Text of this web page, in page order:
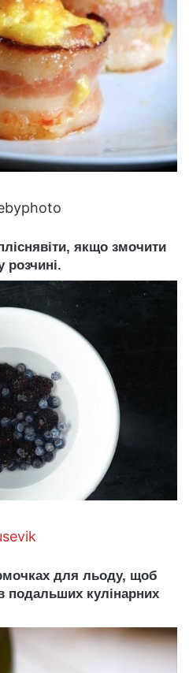
якщо змочити
розчині.
для льоду, щоб
подальших кулінарних